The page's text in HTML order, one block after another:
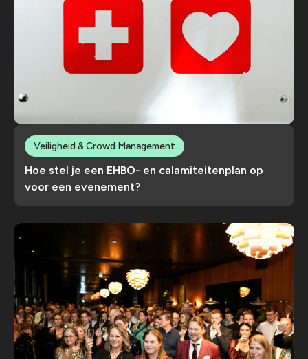
Hoe stel je een EHBO- en calamiteitenplan op
voor een evenement?
Veiligheid & Crowd Management